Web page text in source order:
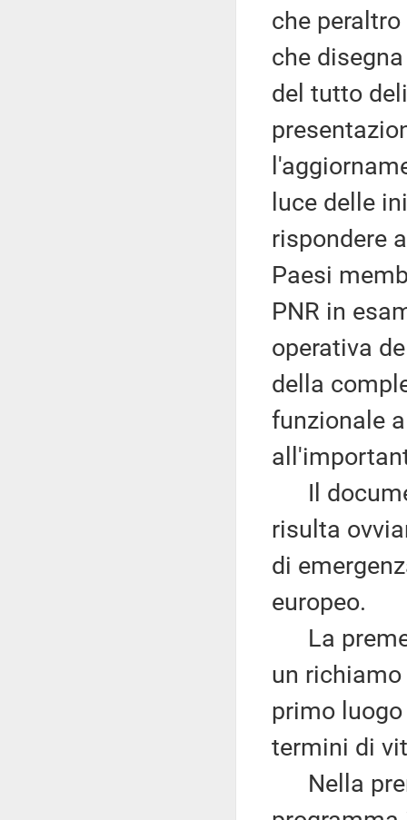
che
che
del tutto
luce delle
rispondere
Paesi
PNR in
operativa
della
funzionale
Il
risulta
di
europeo.
La
un
primo
termini di
Nella